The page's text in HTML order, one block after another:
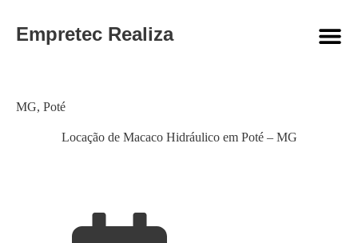
Empretec Realiza
Locação de Macaco Hidráulico em Poté – MG
Category
MG, Poté